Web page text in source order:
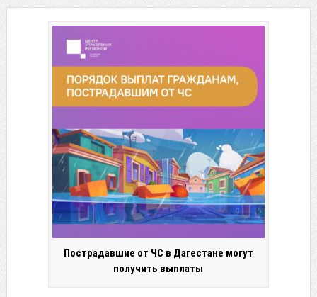
Пострадавшие от ЧС в Дагестане могут
получить выплаты